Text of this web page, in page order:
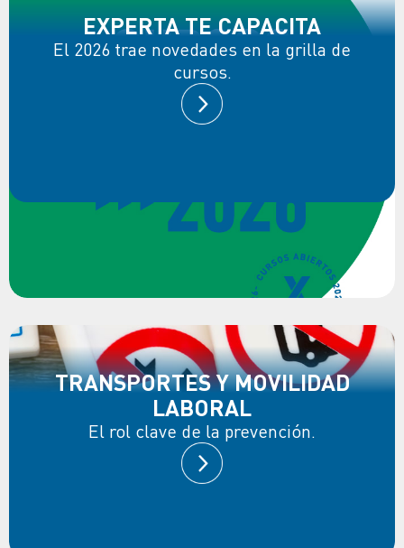
EXPERTA TE CAPACITA
El 2026 trae novedades en la grilla de
cursos.
TRANSPORTES Y MOVILIDAD
LABORAL
El rol clave de la prevención.